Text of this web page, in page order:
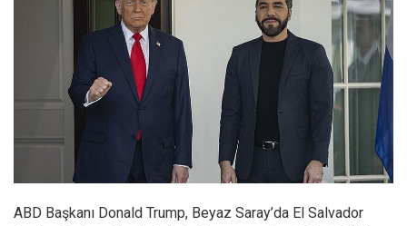
ABD Başkanı Donald Trump, Beyaz Saray’da El Salvador